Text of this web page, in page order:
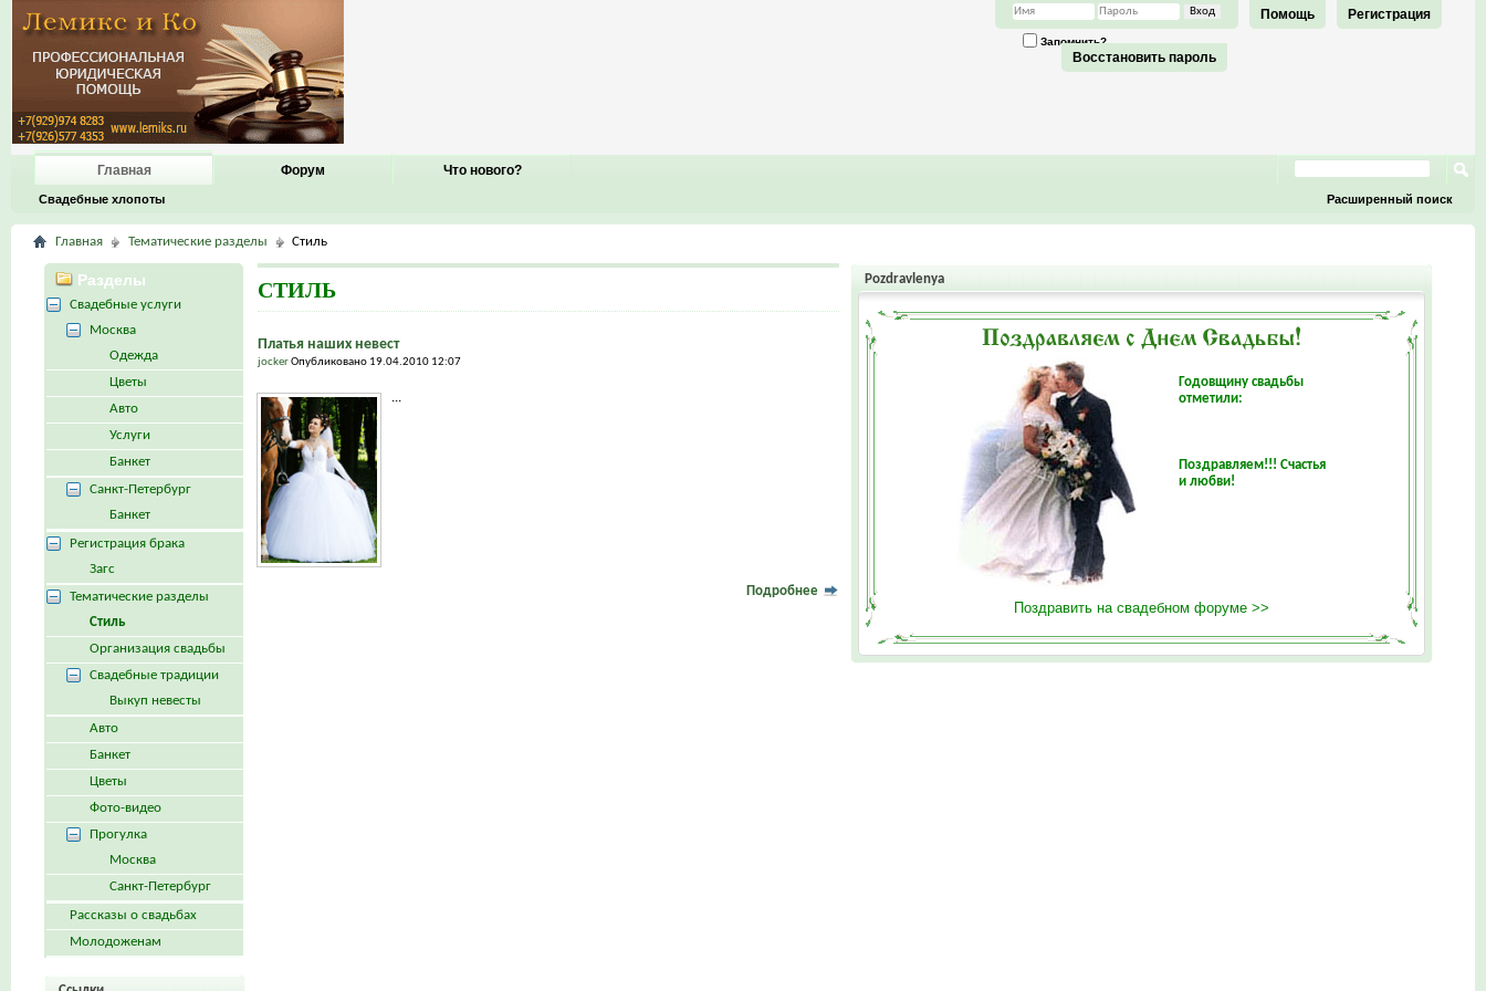
Регистрация
Помощь
Запомнить?
Восстановить пароль
Главная
Свадебные хлопоты
Форум Что нового?
Расширенный поиск
Главная Тематические разделы Стиль
СТИЛЬ
Платья наших невест
jockerОпубликовано 19.04.2010 12:07
...
Подробнее
Pozdravlenya
Годовщину свадьбы
отметили:
Поздравляем!!! Счастья
и любви!
Поздравить на свадебном форуме >>
Разделы
Свадебные услуги
Москва
Одежда
Цветы
Авто
Услуги
Банкет
Санкт-Петербург
Банкет
Регистрация брака
Загс
Тематические разделы
Стиль
Организация свадьбы
Свадебные традиции
Выкуп невесты
Авто
Банкет
Цветы
Фото-видео
Прогулка
Москва
Санкт-Петербург
Рассказы о свадьбах
Молодоженам